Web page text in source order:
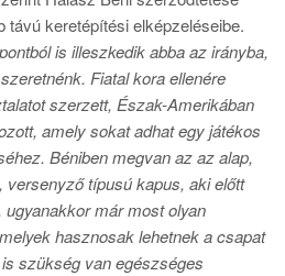
távú keretépítési elképzeléseibe.
is illeszkedik abba az irányba,
Fiatal kora ellenére
szerzett, Észak-Amerikában
amely sokat adhat egy játékos
Béniben megvan az az alap,
versenyző típusú kapus, aki előtt
már most olyan
hasznosak lehetnek a csapat
szükség van egészséges